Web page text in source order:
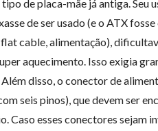
de placa-mãe já antiga.
de ser usado (e o ATX
cable, alimentação),
aquecimento. Isso exigia
disso, o conector de
seis pinos), que devem ser
Caso esses conectores sejam